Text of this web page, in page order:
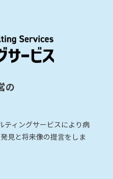
の
ティングサービスにより病
見と将来像の提言をしま